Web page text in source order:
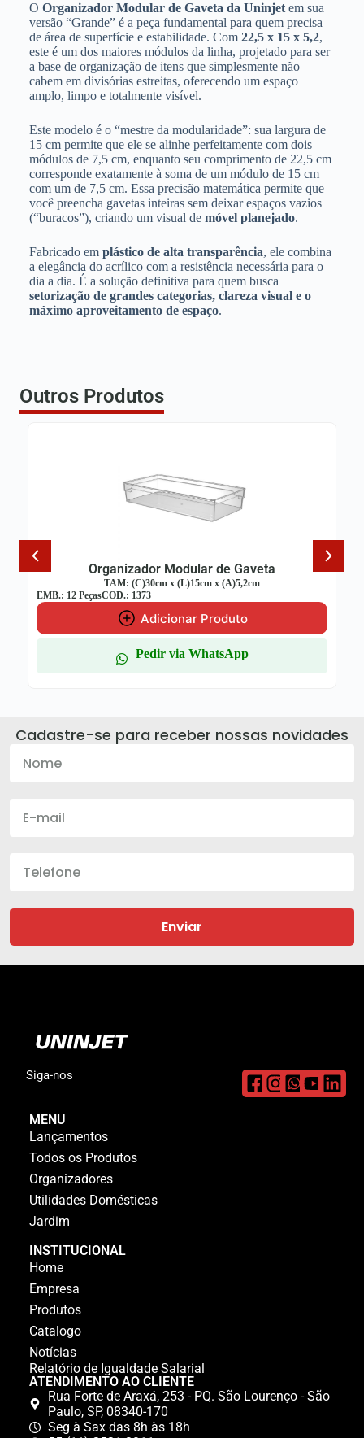
O Organizador Modular de Gaveta da Uninjet em sua
versão “Grande” é a peça fundamental para quem precisa
de área de superfície e estabilidade. Com 22,5 x 15 x 5,2,
este é um dos maiores módulos da linha, projetado para ser
a base de organização de itens que simplesmente não
cabem em divisórias estreitas, oferecendo um espaço
amplo, limpo e totalmente visível.
Este modelo é o “mestre da modularidade”: sua largura de
15 cm permite que ele se alinhe perfeitamente com dois
módulos de 7,5 cm, enquanto seu comprimento de 22,5 cm
corresponde exatamente à soma de um módulo de 15 cm
com um de 7,5 cm. Essa precisão matemática permite que
você preencha gavetas inteiras sem deixar espaços vazios
(“buracos”), criando um visual de móvel planejado.
Fabricado em plástico de alta transparência, ele combina
a elegância do acrílico com a resistência necessária para o
dia a dia. É a solução definitiva para quem busca
setorização de grandes categorias, clareza visual e o
máximo aproveitamento de espaço.
Outros Produtos
de Gaveta Organizador Modular
TAM: (C)30cm x (L)7,5cm x
Cadastre-se para receber nossas novidades
Enviar
Siga-nos
MENU
Lançamentos
Todos os Produtos
Organizadores
Utilidades Domésticas
Jardim
INSTITUCIONAL
Home
Empresa
Produtos
Catalogo
Notícias
Relatório de Igualdade Salarial
ATENDIMENTO AO CLIENTE
Rua Forte de Araxá, 253 - PQ. São Lourenço - São
Paulo, SP, 08340-170
Seg à Sax das 8h às 18h